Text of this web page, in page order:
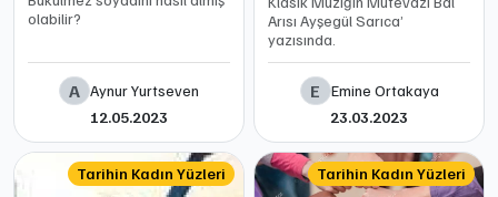
olabilir?
A Aynur Yurtseven
12.05.2023
Arısı Ayşegül Sarıca’
yazısında.
E
Emine Ortakaya
23.03.2023
Tarihin Kadın Yüzleri Tarihin Kadın Yüzleri